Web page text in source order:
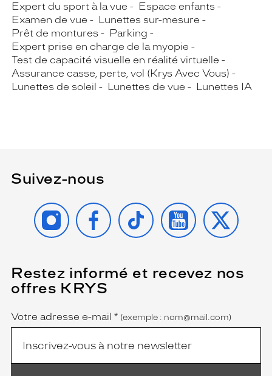
Expert du sport à la vue
Espace enfants
Examen de vue
Lunettes sur-mesure
Prêt de montures
Parking
Expert prise en charge de la myopie
Test de capacité visuelle en réalité virtuelle
Assurance casse, perte, vol (Krys Avec Vous)
Lunettes de soleil
Lunettes de vue Lunettes IA
Suivez-nous
INSTAGRAMFACEBOOK
TIKTOK YOUTUBE
X
Restez informé et recevez nos
offres KRYS
Name
Votre adresse e-mail *
(Ce
champ
est
obligatoire)
(exemple : nom@mail.com)